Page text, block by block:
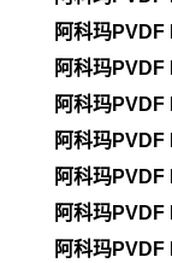
阿科玛PVDF
阿科玛PVDF
阿科玛PVDF
阿科玛PVDF
阿科玛PVDF
阿科玛PVDF
阿科玛PVDF